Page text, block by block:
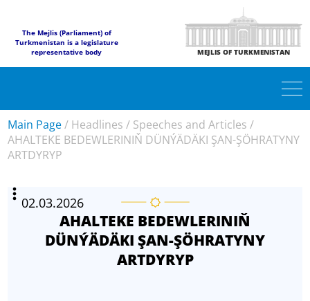
The Mejlis (Parliament) of
Turkmenistan is a legislature
representative body
MEJLIS OF TURKMENISTAN
Main Page/ Headlines / Speeches and Articles /
AHALTEKE BEDEWLERINIŇ DÜNÝÄDÄKI ŞAN-ŞÖHRATYNY
ARTDYRYP
02.03.2026
AHALTEKE BEDEWLERINIŇ
DÜNÝÄDÄKI ŞAN-ŞÖHRATYNY
ARTDYRYP